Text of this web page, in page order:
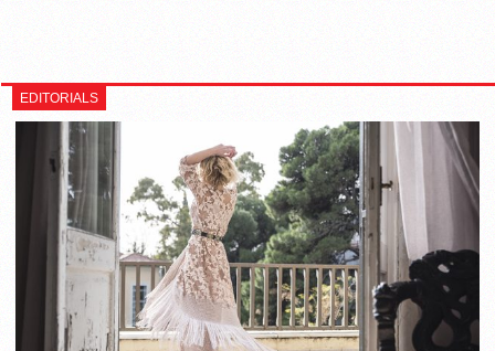
EDITORIALS